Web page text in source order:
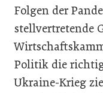
Folgen der
stellvertretende
Politik die
Ukraine-Krieg